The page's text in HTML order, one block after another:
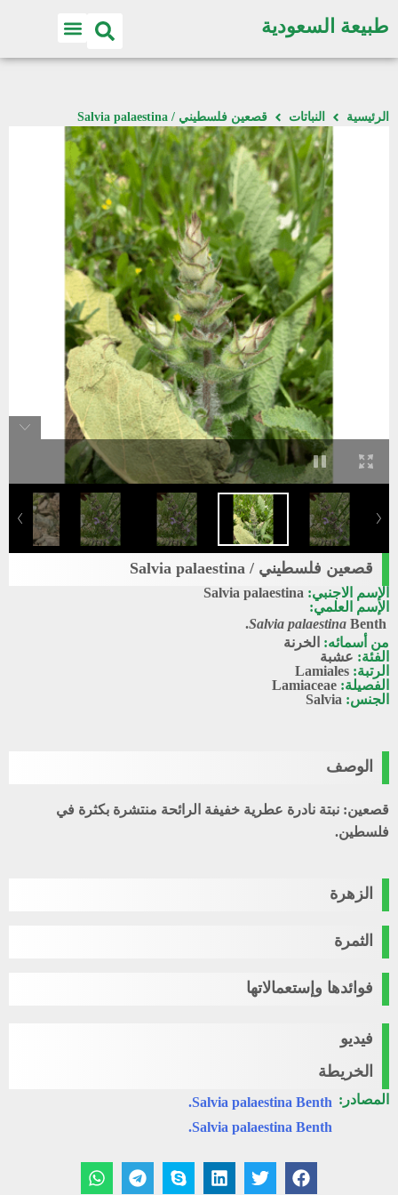
طبيعة السعودية
الرئيسية النباتات قصعين فلسطيني / Salvia palaestina
قصعين فلسطيني / Salvia palaestina
الإسم الاجنبي: Salvia palaestina
الإسم العلمي:
Salvia palaestina Benth.
من أسمائه: الخرنة
الفئة: عشبة
الرتبة: Lamiales
الفصيلة: Lamiaceae
الجنس: Salvia
الوصف
قصعين: نبتة نادرة عطرية خفيفة الرائحة منتشرة بكثرة في
فلسطين.
الزهرة
الثمرة
فوائدها وإستعمالاتها
فيديو
الخريطة
المصادر: Salvia palaestina Benth.
Salvia palaestina Benth.